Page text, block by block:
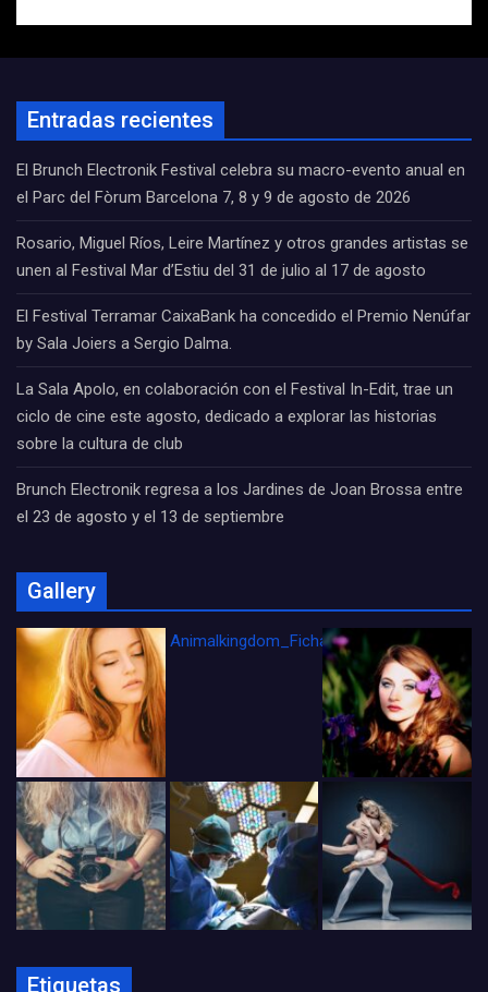
Entradas recientes
El Brunch Electronik Festival celebra su macro-evento anual en
el Parc del Fòrum Barcelona 7, 8 y 9 de agosto de 2026
Rosario, Miguel Ríos, Leire Martínez y otros grandes artistas se
unen al Festival Mar d’Estiu del 31 de julio al 17 de agosto
El Festival Terramar CaixaBank ha concedido el Premio Nenúfar
by Sala Joiers a Sergio Dalma.
La Sala Apolo, en colaboración con el Festival In-Edit, trae un
ciclo de cine este agosto, dedicado a explorar las historias
sobre la cultura de club
Brunch Electronik regresa a los Jardines de Joan Brossa entre
el 23 de agosto y el 13 de septiembre
Gallery
Animalkingdom_FichaCine
Etiquetas